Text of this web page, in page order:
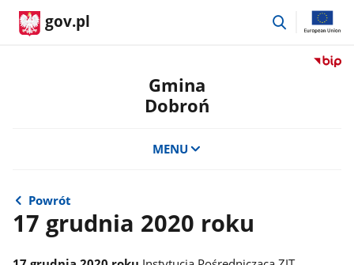
gov.pl
przejdź
Przejdź
Gmina
Dobroń
MENU
Powrót
17 grudnia 2020 roku